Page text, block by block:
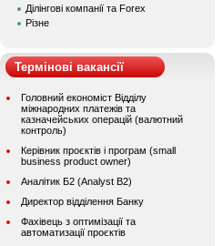
Ділінгові компанії та Forex
Різне
Термінові вакансії
Головний економіст Відділу
міжнародних платежів та
казначейських операцій (валютний
контроль)
Керівник проєктів і програм (small
business product owner)
Аналітик Б2 (Analyst B2)
Директор відділення Банку
Фахівець з оптимізації та
автоматизації проєктів